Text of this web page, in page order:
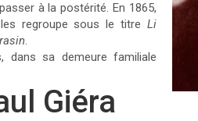
à la postérité. En 1865,
regroupe sous le titreLi
.
dans sa demeure familiale
Giéra